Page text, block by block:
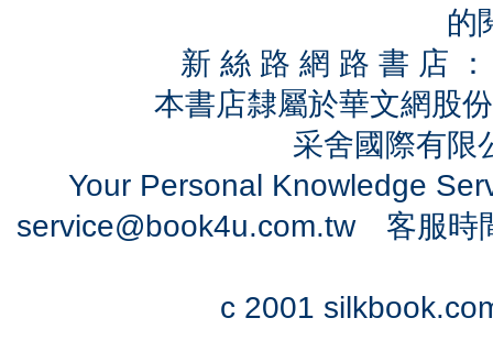
的
新 絲 路 網 路 書 店
本書店隸屬於華文網股
采舍國際有
Your Personal Knowledge
service@book4u.com.tw客服時
c 2001